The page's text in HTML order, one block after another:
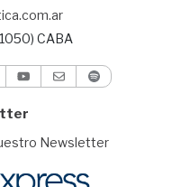
CABA
Newsletter